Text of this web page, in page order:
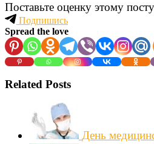
Поставьте оценку этому посту
Подпишись
Spread the love
Related Posts
День